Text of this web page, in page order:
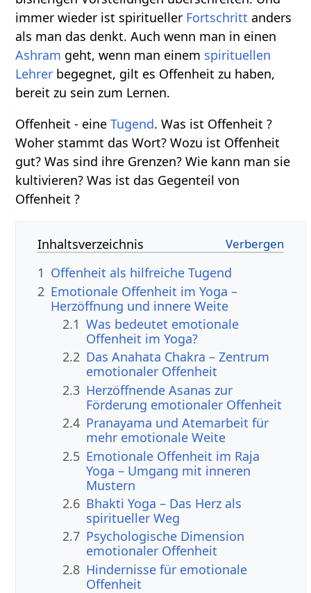
immer wieder ist spiritueller Fortschritt anders
als man das denkt. Auch wenn man in einen
Ashram geht, wenn man einem spirituellen
Lehrer begegnet, gilt es Offenheit zu haben,
bereit zu sein zum Lernen.
Offenheit - eineTugend. Was ist Offenheit ?
Woher stammt das Wort? Wozu ist Offenheit
gut? Was sind ihre Grenzen? Wie kann man sie
kultivieren? Was ist das Gegenteil von
Offenheit ?
Inhaltsverzeichnis
1 Offenheit als hilfreiche Tugend
2 Emotionale Offenheit im Yoga –
Herzöffnung und innere Weite
2.1 Was bedeutet emotionale
Offenheit im Yoga?
2.2 Das Anahata Chakra – Zentrum
emotionaler Offenheit
2.3 Herzöffnende Asanas zur
Förderung emotionaler Offenheit
2.4 Pranayama und Atemarbeit für
mehr emotionale Weite
2.5 Emotionale Offenheit im Raja
Yoga – Umgang mit inneren
Mustern
2.6 Bhakti Yoga – Das Herz als
spiritueller Weg
2.7 Psychologische Dimension
emotionaler Offenheit
2.8 Hindernisse für emotionale
Offenheit